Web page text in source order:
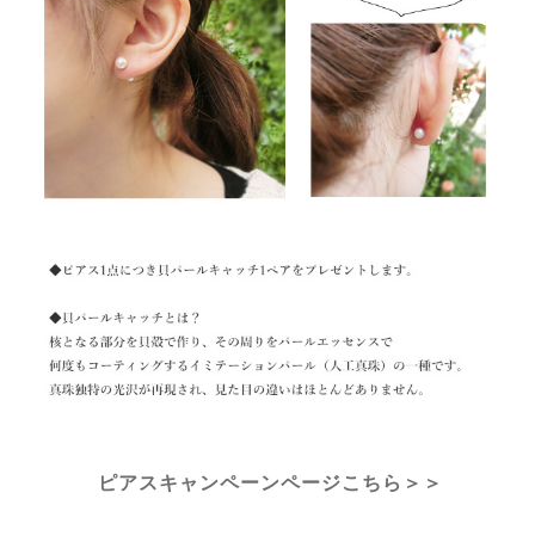
ピアスキャンペーンページこちら＞＞